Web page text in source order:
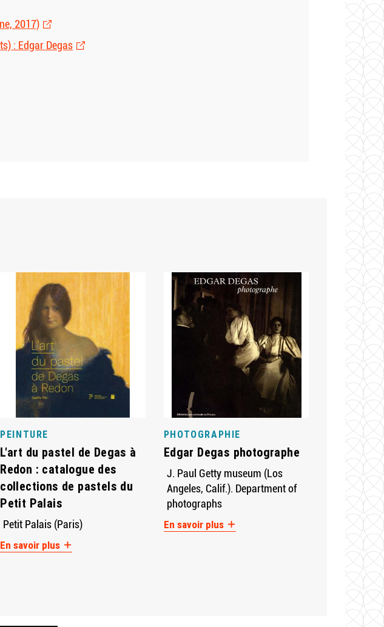
2017)
: Edgar Degas
PEINTURE
L'art du pastel de Degas à
Redon : catalogue des
collections de pastels du
Petit Palais
Petit Palais (Paris)
En savoir plus
PHOTOGRAPHIE
Edgar Degas photographe
J. Paul Getty museum (Los
Angeles, Calif.). Department of
photographs
En savoir plus